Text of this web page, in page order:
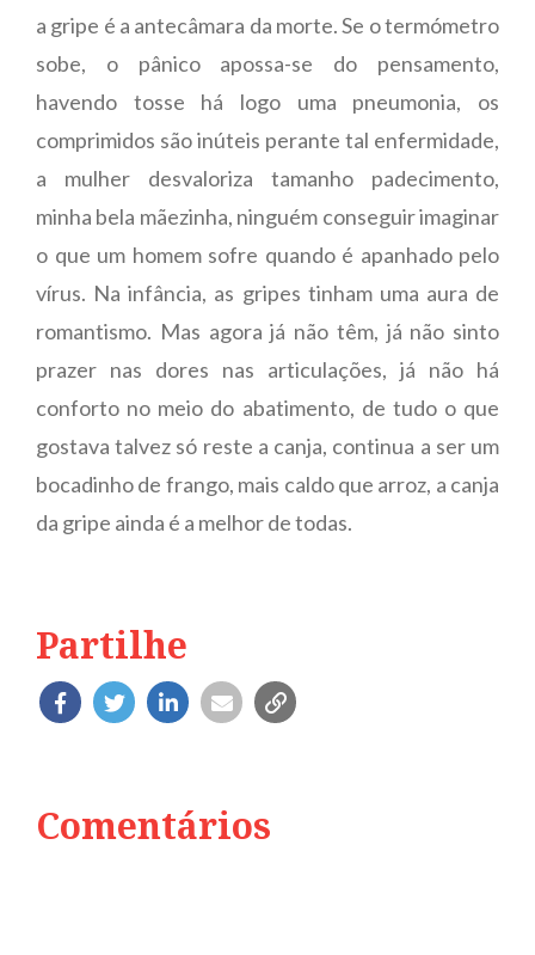
a gripe é a antecâmara da morte. Se o termómetro
sobe, o pânico apossa-se do pensamento,
havendo tosse há logo uma pneumonia, os
comprimidos são inúteis perante tal enfermidade,
a mulher desvaloriza tamanho padecimento,
minha bela mãezinha, ninguém conseguir imaginar
o que um homem sofre quando é apanhado pelo
vírus. Na infância, as gripes tinham uma aura de
romantismo. Mas agora já não têm, já não sinto
prazer nas dores nas articulações, já não há
conforto no meio do abatimento, de tudo o que
gostava talvez só reste a canja, continua a ser um
bocadinho de frango, mais caldo que arroz, a canja
da gripe ainda é a melhor de todas.
Partilhe
Comentários